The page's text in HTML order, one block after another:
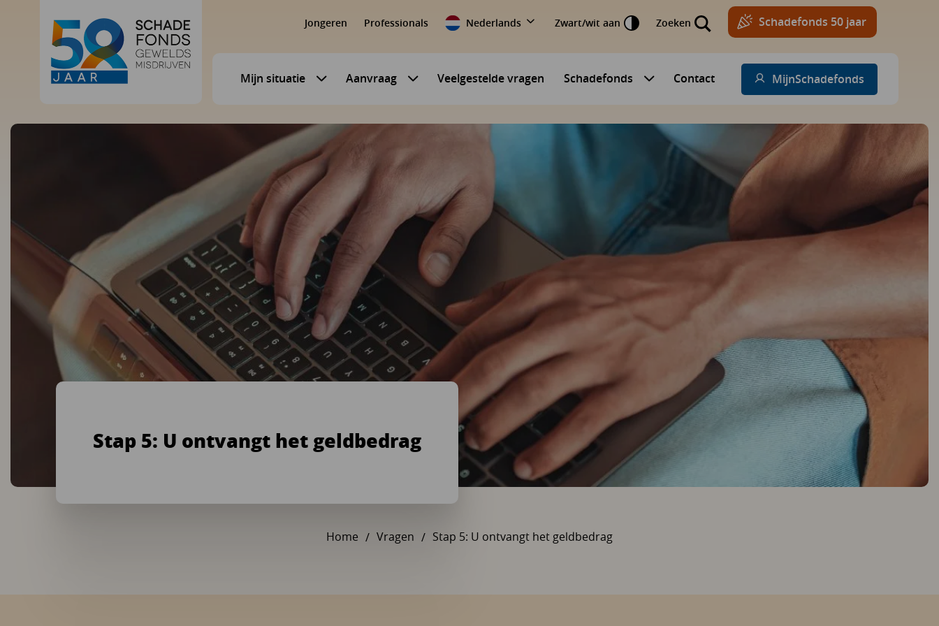
Jongeren Professionals Nederlands Zwart/wit aan Zoeken Schadefonds 50 jaar
Mijn situatie
Aanvraag
Veelgestelde vragen
Schadefonds
Submenu voor Schadefonds
Contact MijnSchadefonds
Stap 5: U ontvangt het geldbedrag
U bent hier:
Home Vragen Stap 5: U ontvangt het geldbedrag